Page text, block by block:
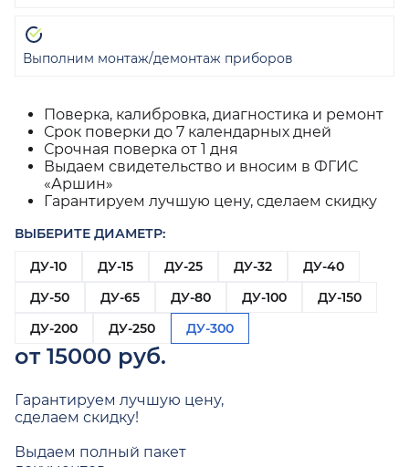
Поверка, калибровка, диагностика и ремонт
Срок поверки до 7 календарных дней
Срочная поверка от 1 дня
Выдаем свидетельство и вносим в ФГИС
«Аршин»
Гарантируем лучшую цену, сделаем скидку
ВЫБЕРИТЕ ДИАМЕТР:
ДУ-10
ДУ-15 ДУ-25 ДУ-32
ДУ-40
ДУ-50
ДУ-65 ДУ-80 ДУ-100
ДУ-150
ДУ-200
ДУ-250 ДУ-300
от 15000 руб.
Гарантируем лучшую цену,
сделаем скидку!
Выдаем полный пакет
Выполним монтаж/демонтаж приборов